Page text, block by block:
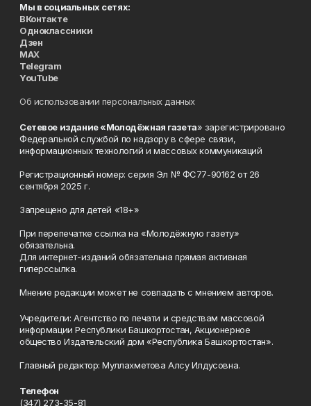
Мы в социальных сетях:
ВКонтакте
Одноклассники
Дзен
MAX
Telegram
YouTube
Об использовании персональных данных
Сетевое издание «Молодёжная газета» зарегистрировано
Федеральной службой по надзору в сфере связи,
информационных технологий и массовых коммуникаций
Регистрационный номер: серия Эл № ФС77-90162 от 26
сентября 2025 г.
Запрещено для детей «18+»
При перепечатке ссылка на «Молодёжную газету»
обязательна.
Для интернет-изданий обязательна прямая активная
гиперссылка.
Мнение редакции может не совпадать с мнением авторов.
Учредители: Агентство по печати и средствам массовой
информации Республики Башкортостан, Акционерное
общество Издательский дом «Республика Башкортостан».
Главный редактор: Муллахметова Алсу Илдусовна.
Телефон
(347) 273-35-81